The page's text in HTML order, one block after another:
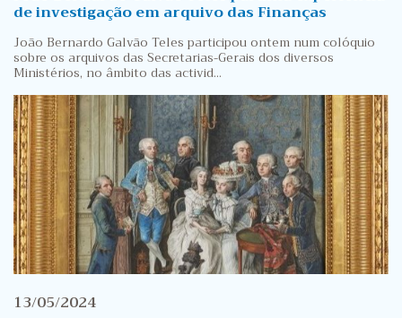
de investigação em arquivo das Finanças
João Bernardo Galvão Teles participou ontem num colóquio
sobre os arquivos das Secretarias-Gerais dos diversos
Ministérios, no âmbito das activid...
13/05/2024